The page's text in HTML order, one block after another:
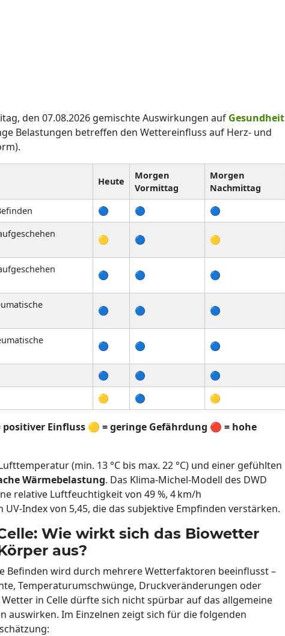
den 07.08.2026 gemischte Auswirkungen auf Gesundheit
Belastungen betreffen den Wettereinfluss auf Herz- und
Heute
Morgen
Vormittag
Morgen
Nachmittag
🔵 🔵
🔵
🟡 🔵 🟡
🔵 🔵 🔵
🔵 🔵 🔵
🔵 🔵 🔵
🔵 🔵
🔵
🟡 🔵 🟡
positiver Einfluss 🟡 = geringe Gefährdung 🔴 = hohe
(min. 13 °C bis max. 22 °C) und einer gefühlten
Wärmebelastung. Das Klima-Michel-Modell des DWD
relative Luftfeuchtigkeit von 49 %, 4 km/h
Index von 5,45, die das subjektive Empfinden verstärken.
Wie wirkt sich das Biowetter
aus?
Befinden wird durch mehrere Wetterfaktoren beeinflusst –
Temperaturumschwünge, Druckveränderungen oder
in Celle dürfte sich nicht spürbar auf das allgemeine
auswirken. Im Einzelnen zeigt sich für die folgenden